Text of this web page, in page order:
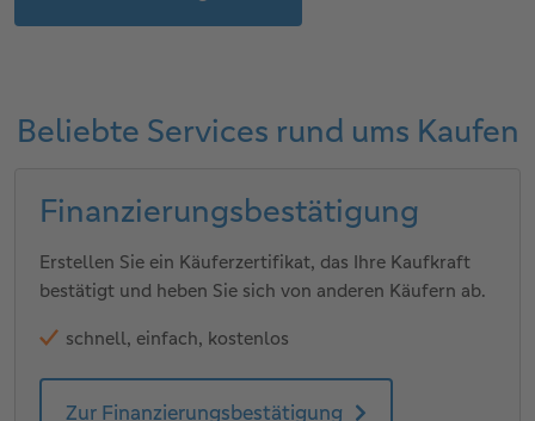
Beliebte Services rund ums Kaufen
Finanzierungsbestätigung
Erstellen Sie ein Käuferzertifikat, das Ihre Kaufkraft
bestätigt und heben Sie sich von anderen Käufern ab.
schnell, einfach, kostenlos
Zur Finanzierungsbestätigung